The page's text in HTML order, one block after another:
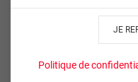
JE
Politique de